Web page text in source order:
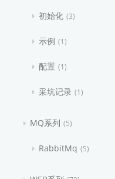
初始化 3
示例 1
配置 1
采坑记录 1
MQ系列 5
RabbitMq 5